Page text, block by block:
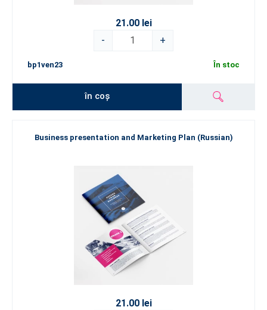
21.00 lei
-
+
bp1ven23 În stoc
în coș
Business presentation and Marketing Plan (Russian)
21.00 lei